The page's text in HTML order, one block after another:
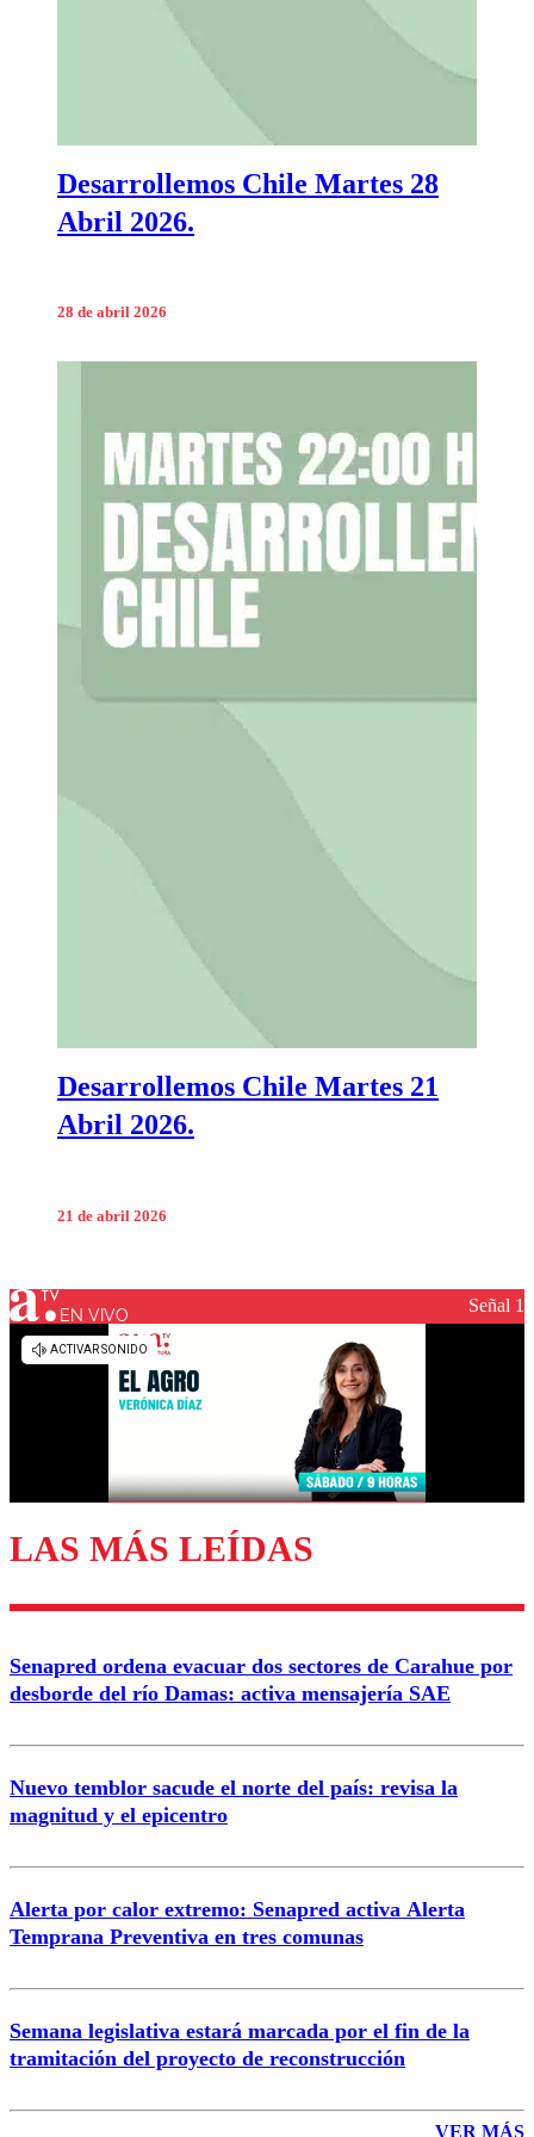
Desarrollemos Chile Martes 28
Abril 2026.
28 de abril 2026
Desarrollemos Chile Martes 21
Abril 2026.
21 de abril 2026
EN VIVO Señal 1
LAS MÁS LEÍDAS
Senapred ordena evacuar dos sectores de Carahue por
desborde del río Damas: activa mensajería SAE
Nuevo temblor sacude el norte del país: revisa la
magnitud y el epicentro
Alerta por calor extremo: Senapred activa Alerta
Temprana Preventiva en tres comunas
Semana legislativa estará marcada por el fin de la
tramitación del proyecto de reconstrucción
VER MÁS